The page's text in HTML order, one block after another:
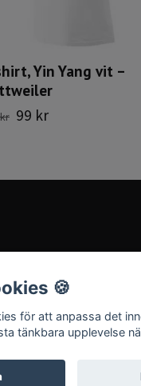
Yin Yang vit –
99 kr
🍪
för att anpassa det
tänkbara upplevelse